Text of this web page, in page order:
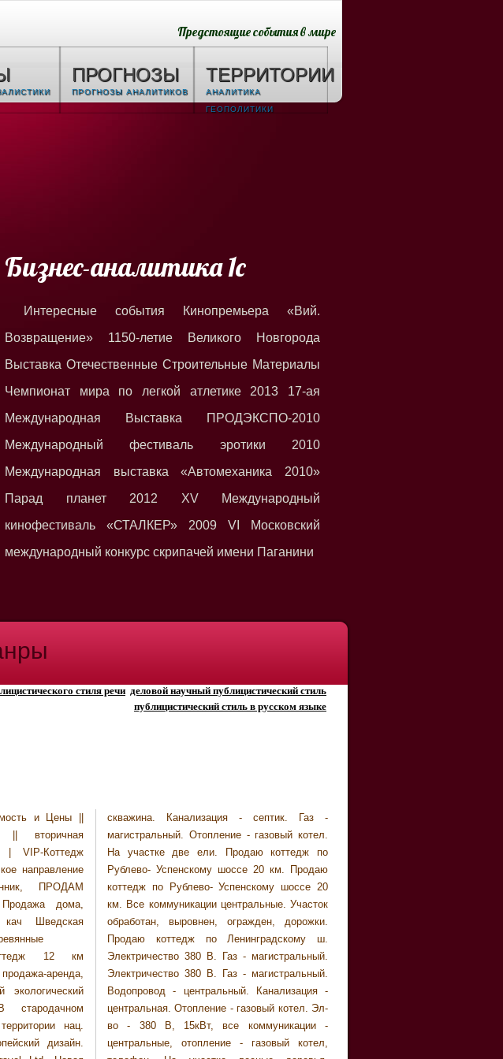
Предстоящие события в мире
ПРОГНОЗЫ
ПРОГНОЗЫ АНАЛИТИКОВ
ТЕРРИТОРИИ
АНАЛИТИКА
ГЕОПОЛИТИКИ
Бизнес-аналитика 1с
Интересные события Кинопремьера «Вий.
Возвращение» 1150-летие Великого Новгорода
Выставка Отечественные Строительные Материалы
Чемпионат мира по легкой атлетике 2013 17-ая
Международная Выставка ПРОДЭКСПО-2010
Международный фестиваль эротики 2010
Международная выставка «Автомеханика 2010»
Парад планет 2012 XV Международный
кинофестиваль «СТАЛКЕР» 2009 VI Московский
международный конкурс скрипачей имени Паганини
деловой научный публицистический стиль
стиля речи
публицистический стиль в русском языке
и Цены ||
|| вторичная
| VIP-Коттедж
направление
ПРОДАМ
дома,
кач Шведская
12 км
аренда,
экологический
стародачном
нац.
дизайн.
- септик. Газ -
газовый котел.
коттедж по
20 км. Продаю
шоссе 20
Участок
дорожки.
ш.
Канализация -
котел. Эл-
-
котел,